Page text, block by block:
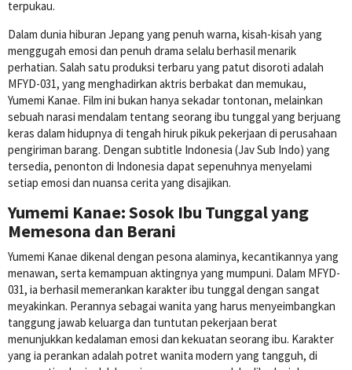
terpukau.
Dalam dunia hiburan Jepang yang penuh warna, kisah-kisah yang
menggugah emosi dan penuh drama selalu berhasil menarik
perhatian. Salah satu produksi terbaru yang patut disoroti adalah
MFYD-031, yang menghadirkan aktris berbakat dan memukau,
Yumemi Kanae. Film ini bukan hanya sekadar tontonan, melainkan
sebuah narasi mendalam tentang seorang ibu tunggal yang berjuang
keras dalam hidupnya di tengah hiruk pikuk pekerjaan di perusahaan
pengiriman barang. Dengan subtitle Indonesia (Jav Sub Indo) yang
tersedia, penonton di Indonesia dapat sepenuhnya menyelami
setiap emosi dan nuansa cerita yang disajikan.
Yumemi Kanae: Sosok Ibu Tunggal yang
Memesona dan Berani
Yumemi Kanae dikenal dengan pesona alaminya, kecantikannya yang
menawan, serta kemampuan aktingnya yang mumpuni. Dalam MFYD-
031, ia berhasil memerankan karakter ibu tunggal dengan sangat
meyakinkan. Perannya sebagai wanita yang harus menyeimbangkan
tanggung jawab keluarga dan tuntutan pekerjaan berat
menunjukkan kedalaman emosi dan kekuatan seorang ibu. Karakter
yang ia perankan adalah potret wanita modern yang tangguh, di